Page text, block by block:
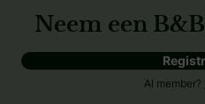
Neem een
Al member?